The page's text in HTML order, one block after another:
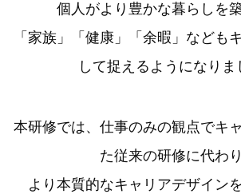
個人がより豊かな暮らしを
「家族」「健康」「余暇」なども
して捉えるようになりま
本研修では、仕事のみの観点でキ
た従来の研修に代わり
より本質的なキャリアデザイン